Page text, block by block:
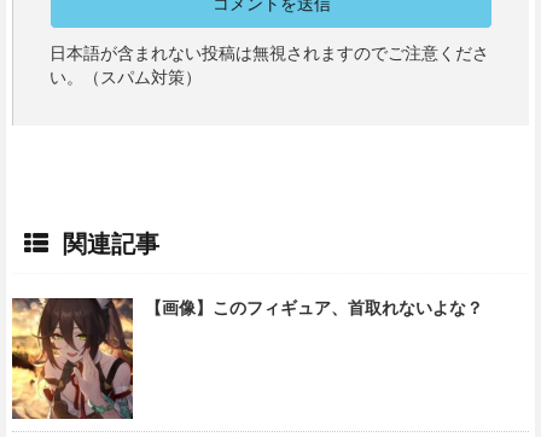
日本語が含まれない投稿は無視されますのでご注意くださ
い。（スパム対策）
関連記事
【画像】このフィギュア、首取れないよな？